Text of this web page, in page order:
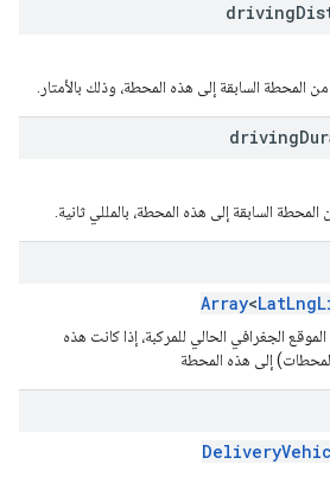
driving
المحطة السابقة إلى هذه المحطة، وذلك بالأمتار.
driving
السابقة إلى هذه المحطة، بالمللي ثانية.
Array<
الجغرافي الحالي للمركبة، إذا كانت هذه
إلى هذه المحطة